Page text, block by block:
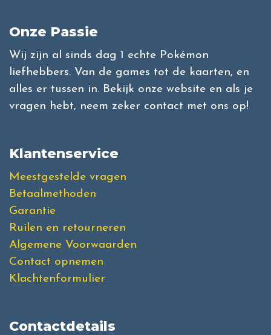
Onze Passie
Wij zijn al sinds dag 1 echte Pokémon
liefhebbers. Van de games tot de kaarten, en
alles er tussen in. Bekijk onze website en als je
vragen hebt, neem zeker contact met ons op!
Klantenservice
Meestgestelde vragen
Betaalmethoden
Garantie
Ruilen en retourneren
Algemene Voorwaarden
Contact opnemen
Klachtenformulier
Contactdetails